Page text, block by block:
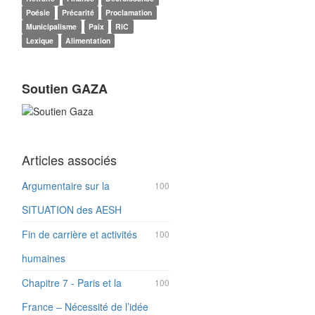
Poésie
Précarité
Proclamation
Municipalisme
Paix
RIC
Lexique
Alimentation
Soutien GAZA
Articles associés
100
Argumentaire sur la
SITUATION des AESH
100
Fin de carrière et activités
humaines
100
Chapitre 7 - Paris et la
France – Nécessité de l’idée